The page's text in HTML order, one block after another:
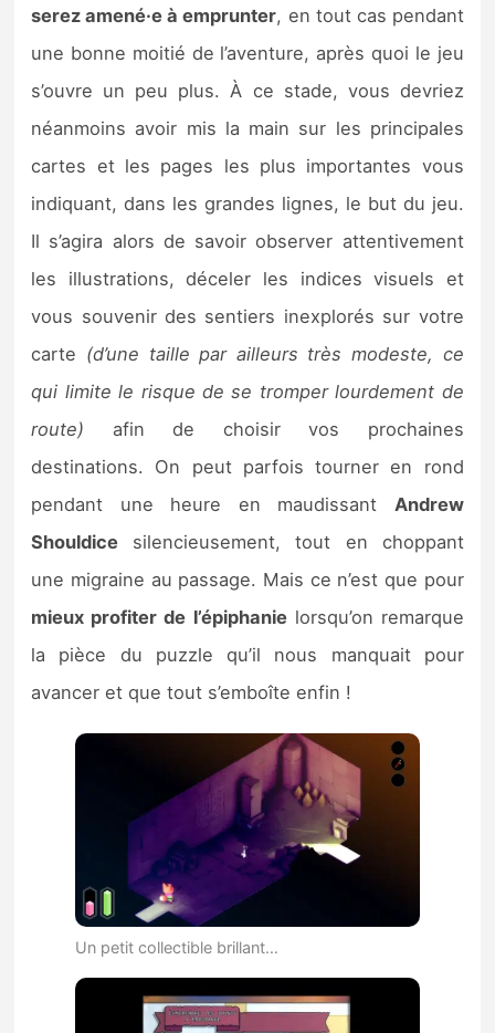
serez amené·e à emprunter, en tout cas pendant
une bonne moitié de l’aventure, après quoi le jeu
s’ouvre un peu plus. À ce stade, vous devriez
néanmoins avoir mis la main sur les principales
cartes et les pages les plus importantes vous
indiquant, dans les grandes lignes, le but du jeu.
Il s’agira alors de savoir observer attentivement
les illustrations, déceler les indices visuels et
vous souvenir des sentiers inexplorés sur votre
carte (d’une taille par ailleurs très modeste, ce
qui limite le risque de se tromper lourdement de
route) afin de choisir vos prochaines
destinations. On peut parfois tourner en rond
pendant une heure en maudissant Andrew
Shouldice silencieusement, tout en choppant
une migraine au passage. Mais ce n’est que pour
mieux profiter de l’épiphanielorsqu’on remarque
la pièce du puzzle qu’il nous manquait pour
avancer et que tout s’emboîte enfin !
Un petit collectible brillant…